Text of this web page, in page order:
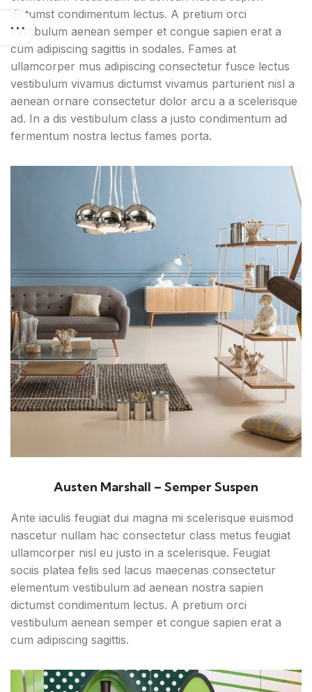
dictumst condimentum lectus. A pretium orci
vestibulum aenean semper et congue sapien erat a
cum adipiscing sagittis in sodales. Fames at
ullamcorper mus adipiscing consectetur fusce lectus
vestibulum vivamus dictumst vivamus parturient nisl a
aenean ornare consectetur dolor arcu a a scelerisque
ad. In a dis vestibulum class a justo condimentum ad
fermentum nostra lectus fames porta.
Austen Marshall – Semper Suspen
Ante iaculis feugiat dui magna mi scelerisque euismod
nascetur nullam hac consectetur class metus feugiat
ullamcorper nisl eu justo in a scelerisque. Feugiat
sociis platea felis sed lacus maecenas consectetur
elementum vestibulum ad aenean nostra sapien
dictumst condimentum lectus. A pretium orci
vestibulum aenean semper et congue sapien erat a
cum adipiscing sagittis.